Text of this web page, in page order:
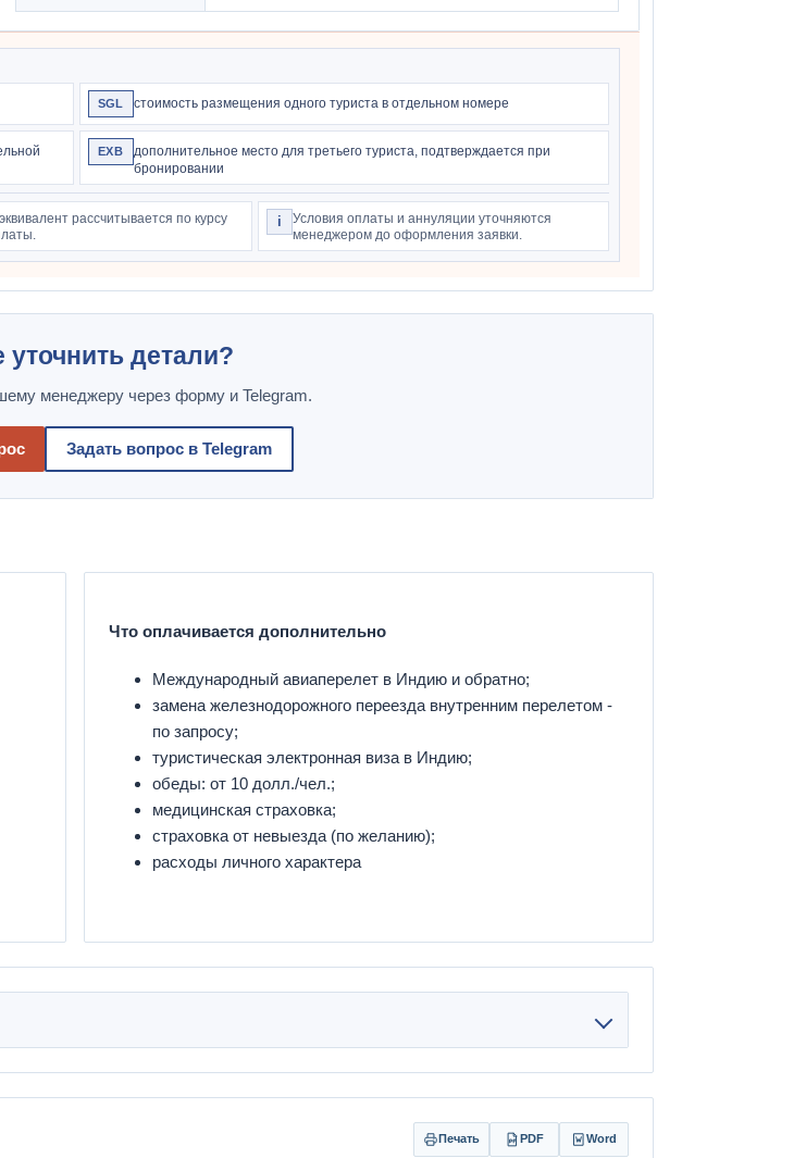
SGL стоимость размещения одного туриста в отдельном номере
EXB
дополнительное место для третьего туриста, подтверждается при
бронировании
рассчитывается по курсу
i
Условия оплаты и аннуляции уточняются
менеджером до оформления заявки.
уточнить детали?
менеджеру через форму и Telegram.
Задать вопрос в Telegram
Что оплачивается дополнительно
Международный авиаперелет в Индию и обратно;
замена железнодорожного переезда внутренним перелетом -
по запросу;
туристическая электронная виза в Индию;
обеды: от 10 долл./чел.;
медицинская страховка;
страховка от невыезда (по желанию);
расходы личного характера
Печать PDF Word